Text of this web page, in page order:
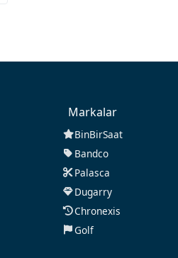
Markalar
BinBirSaat
Bandco
Palasca
Dugarry
Chronexis
Golf